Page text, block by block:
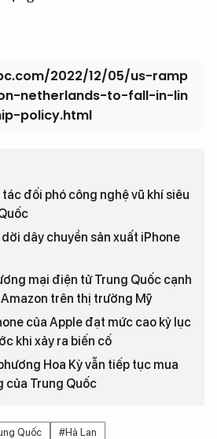
2022/12/05/us-ramp
netherlands-to-fall-in-lin
policy.html
tác đối phó công nghệ vũ khí siêu
dây chuyền sản xuất iPhone
mại điện tử Trung Quốc cạnh
trên thị trường Mỹ
của Apple đạt mức cao kỷ lục
khi xảy ra biến cố
Hoa Kỳ vẫn tiếp tục mua
của Trung Quốc
Quốc #Hà Lan